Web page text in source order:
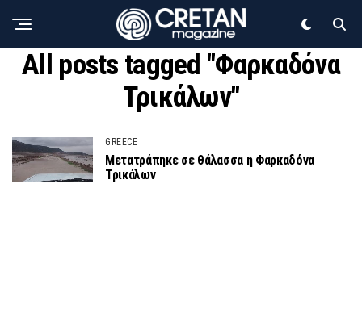
All posts tagged "Φαρκαδόνα
Τρικάλων"
GREECE
Μετατράπηκε σε θάλασσα η Φαρκαδόνα
Τρικάλων